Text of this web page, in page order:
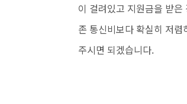
이 걸려있고 지원금을 받
존 통신비보다 확실히 저
주시면 되겠습니다.